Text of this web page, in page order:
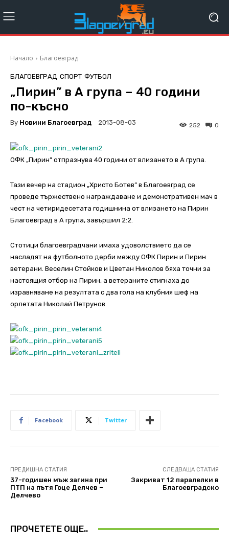
Начало Благоевград
БЛАГОЕВГРАД СПОРТ ФУТБОЛ
„Пирин” в А група – 40 години
по-късно
By Новини Благоевград 2013-08-03 0
252
ОФК „Пирин” отпразнува 40 години от влизането в А група.
Taзи вечер на стадион „Христо Ботев” в Благоевград се
проведе тържествено награждаване и демонстративен мач в
чест на четиридесетата годишнина от влизането на Пирин
Благоевград в А група, завършил 2:2.
Стотици благоевградчани имаха удоволствието да се
насладят на футболното дерби между ОФК Пирин и Пирин
ветерани. Веселин Стойков и Цветан Николов бяха точни за
настоящия отбор на Пирин, а ветераните стигнаха до
изравняване на резултата с два гола на клубния шеф на
орлетата Николай Петрунов.
Facebook Twitter
ПРЕДИШНА СТАТИЯ
37-годишен мъж загина при
ПТП на пътя Гоце Делчев –
Делчево
СЛЕДВАЩА СТАТИЯ
Закриват 12 паралелки в
Благоевградско
ПРОЧЕТЕТЕ ОЩЕ..